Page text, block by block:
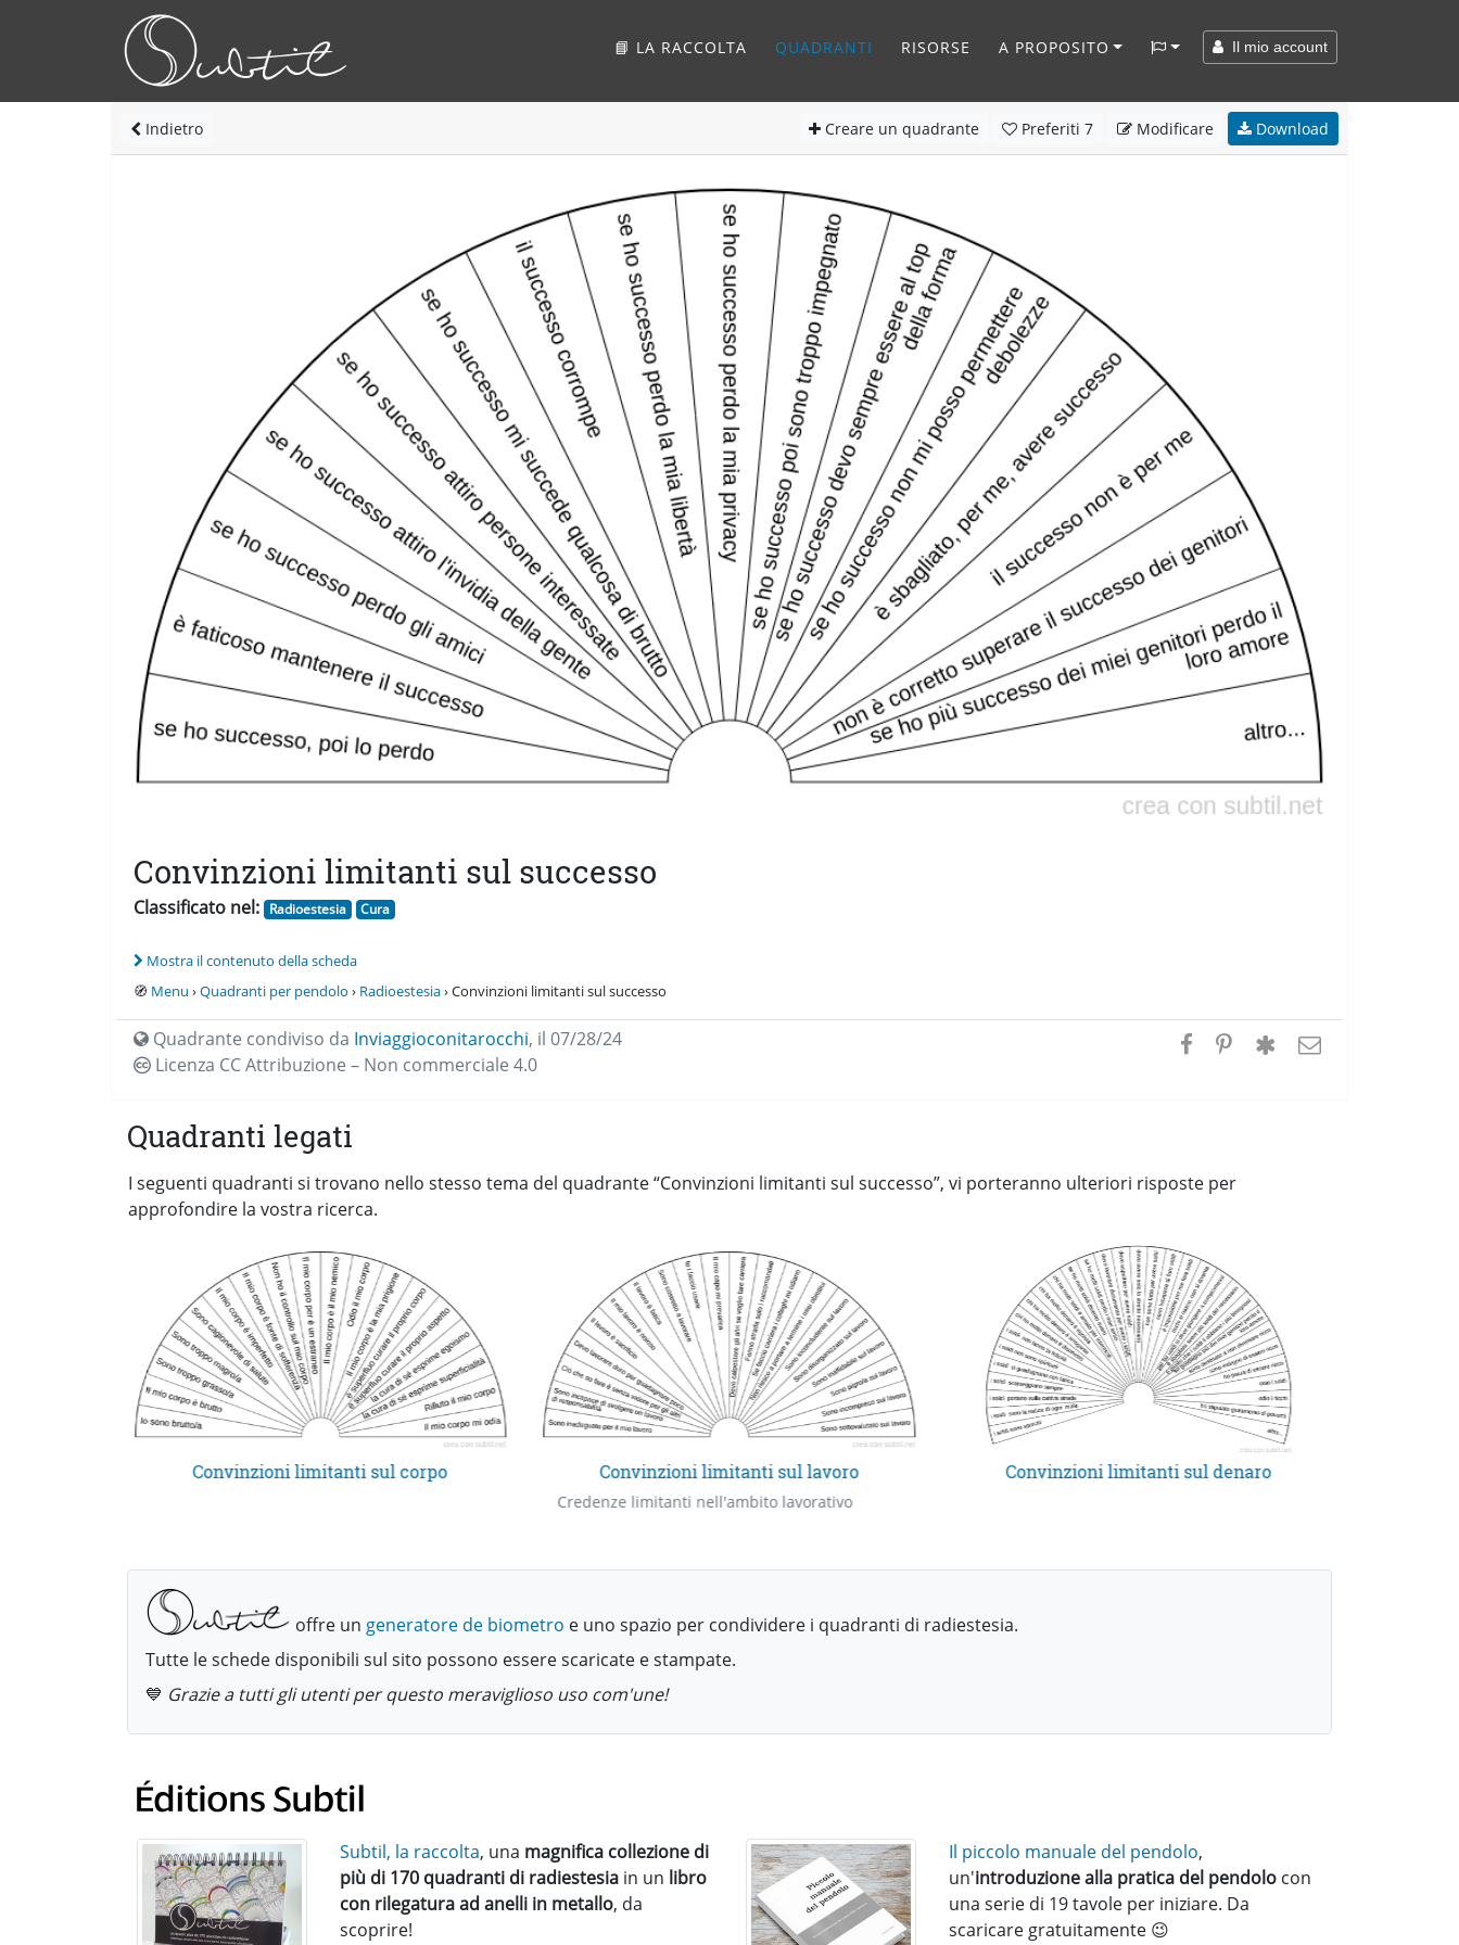
📘 LA RACCOLTA QUADRANTI RISORSE A PROPOSITO Il mio account
Indietro Creare un quadrante Preferiti 7 Modificare Download
Convinzioni limitanti sul successo
Classificato nel: Radioestesia Cura
Mostra il contenuto della scheda
🧭 Menu ›Quadranti per pendolo › Radioestesia› Convinzioni limitanti sul successo
Quadrante condiviso da Inviaggioconitarocchi, il 07/28/24
Licenza CCAttribuzione – Non commerciale 4.0
Quadranti legati
I seguenti quadranti si trovano nello stesso tema del quadrante “Convinzioni limitanti sul successo”, vi porteranno ulteriori risposte per
approfondire la vostra ricerca.
Convinzioni limitanti sul corpo Convinzioni limitanti sul lavoro
Credenze limitanti nell'ambito lavorativo
Convinzioni limitanti sul denaro
offre un generatore de biometro e uno spazio per condividere i quadranti di radiestesia.
Tutte le schede disponibili sul sito possono essere scaricate e stampate.
💙 Grazie a tutti gli utenti per questo meraviglioso uso com'une!
Subtil, la raccolta, una magnifica collezione di
più di 170 quadranti di radiestesia in un libro
con rilegatura ad anelli in metallo, da
scoprire!
Il piccolo manuale del pendolo,
un'introduzione alla pratica del pendolo con
una serie di 19 tavole per iniziare. Da
scaricare gratuitamente 😉